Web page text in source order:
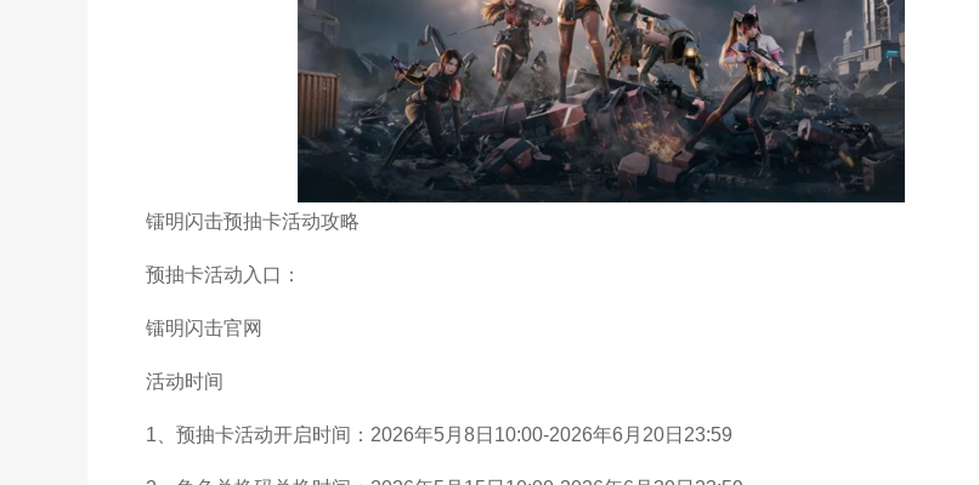
镭明闪击预抽卡活动攻略
预抽卡活动入口：
镭明闪击官网
活动时间
1、预抽卡活动开启时间：2026年5月8日10:00-2026年6月20日23:59